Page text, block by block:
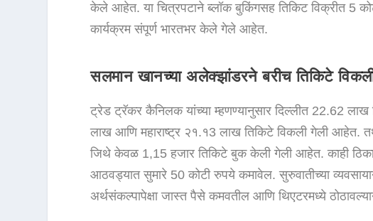
केले आहेत. या चित्रपटाने ब्लॉक बुकिंगसह तिकिट विक्रीत 5
कार्यक्रम संपूर्ण भारतभर केले गेले आहेत.
सलमान खानच्या अलेक्झांडरने बरीच तिकिटे
ट्रेड ट्रॅकर कैनिलक यांच्या म्हणण्यानुसार दिल्लीत 22.62
लाख आणि महाराष्ट्र २१.१3 लाख तिकिटे विकली गेली आहेत.
जिथे केवळ 1,15 हजार तिकिटे बुक केली गेली आहेत. काही
आठवड्यात सुमारे 50 कोटी रुपये कमावेल. सुरुवातीच्या
अर्थसंकल्पापेक्षा जास्त पैसे कमवतील आणि थिएटरमध्ये